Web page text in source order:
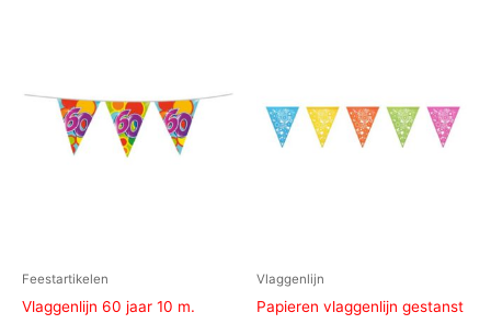
Feestartikelen
Vlaggenlijn 60 jaar 10 m.
Vlaggenlijn
Papieren vlaggenlijn gestanst